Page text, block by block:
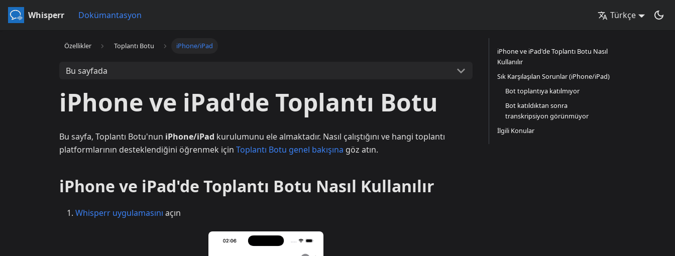
Whisperr Dokümantasyon Türkçe
Özellikler Toplantı Botu iPhone/iPad
Bu sayfada
iPhone ve iPad'de Toplantı Botu
Bu sayfa, Toplantı Botu'nun iPhone/iPad kurulumunu ele almaktadır. Nasıl çalıştığını ve hangi toplantı
platformlarının desteklendiğini öğrenmek için Toplantı Botu genel bakışına göz atın.
iPhone ve iPad'de Toplantı Botu Nasıl Kullanılır
Whisperr uygulamasını açın
iPhone ve iPad'de Toplantı Botu Nasıl
Kullanılır
Sık Karşılaşılan Sorunlar (iPhone/iPad)
Bot toplantıya katılmıyor
Bot katıldıktan sonra
transkripsiyon görünmüyor
İlgili Konular